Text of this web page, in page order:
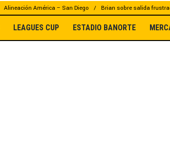
Alineación América – San Diego Brian sobre salida
LEAGUES CUP ESTADIO BANORTE